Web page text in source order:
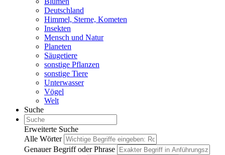
Deutschland
Himmel, Sterne, Kometen
Insekten
Mensch und Natur
Planeten
Säugetiere
sonstige Pflanzen
sonstige Tiere
Unterwasser
Vögel
Welt
Suche
Erweiterte Suche
Alle Wörter
Genauer Begriff oder Phrase